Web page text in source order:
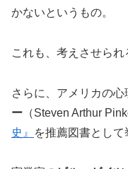
かないというもの。
これも、考えさせられ
さらに、アメリカの心
ー （Steven Arthur
史』
を推薦図書として